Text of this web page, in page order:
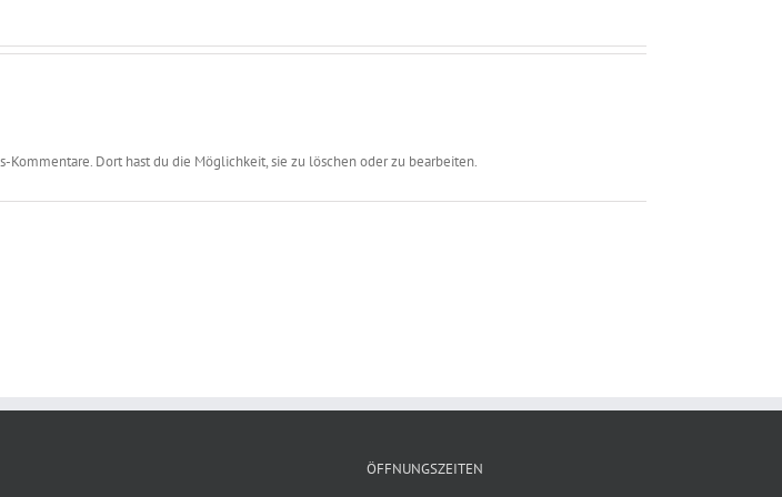
Dort hast du die Möglichkeit, sie zu löschen oder zu bearbeiten.
ÖFFNUNGSZEITEN